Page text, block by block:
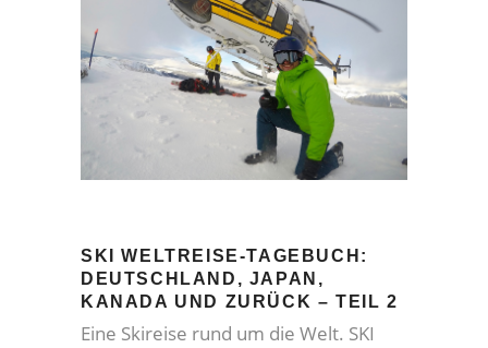
SKI WELTREISE-TAGEBUCH:
DEUTSCHLAND, JAPAN,
KANADA UND ZURÜCK – TEIL 2
Eine Skireise rund um die Welt. SKI